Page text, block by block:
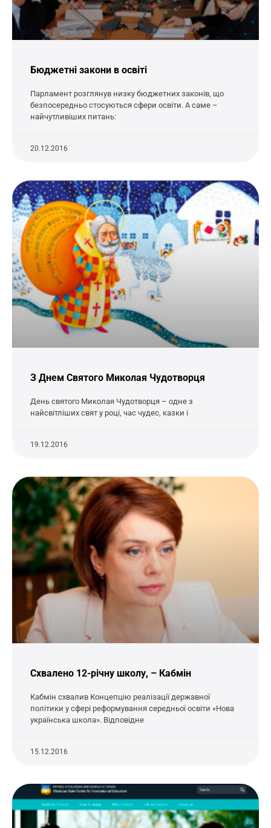
Бюджетні закони в освіті
Парламент розглянув низку бюджетних законів, що
безпосередньо стосуються сфери освіти. А саме –
найчутливіших питань:
20.12.2016
З Днем Святого Миколая Чудотворця
День святого Миколая Чудотворця – одне з
найсвітліших свят у році, час чудес, казки і
19.12.2016
Схвалено 12-річну школу, – Кабмін
Кабмін схвалив Концепцію реалізації державної
політики у сфері реформування середньої освіти «Нова
українська школа». Відповідне
15.12.2016